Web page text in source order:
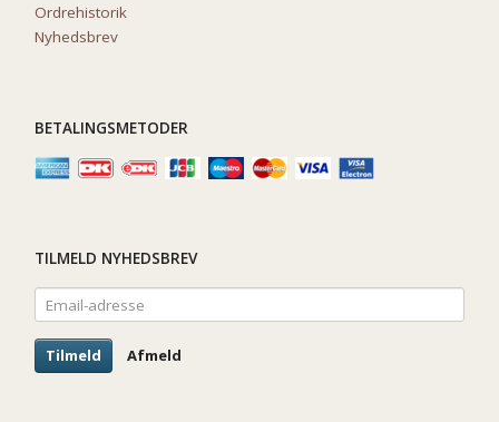
Ordrehistorik
Nyhedsbrev
BETALINGSMETODER
TILMELD NYHEDSBREV
Email-
adresse
Tilmeld
Afmeld